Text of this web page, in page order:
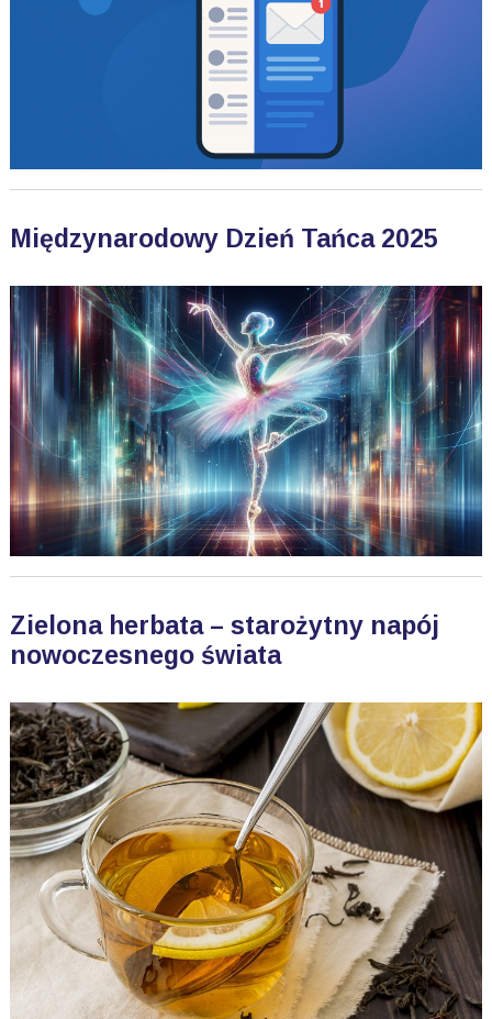
Międzynarodowy Dzień Tańca 2025
Zielona herbata – starożytny napój
nowoczesnego świata